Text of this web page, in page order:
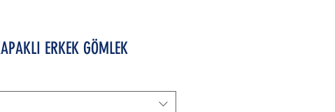
ERKEK GÖMLEK